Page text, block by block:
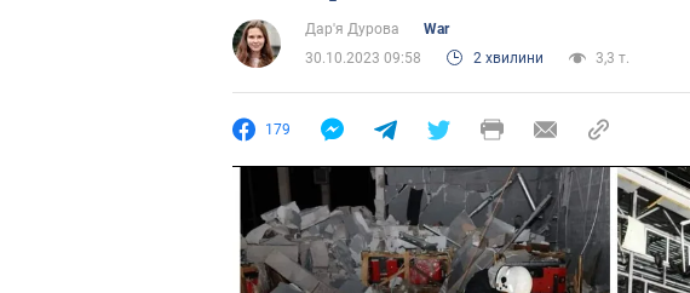
Дар'я Дурова
War
30.10.2023 09:58
2 хвилини 3,3 т.
179